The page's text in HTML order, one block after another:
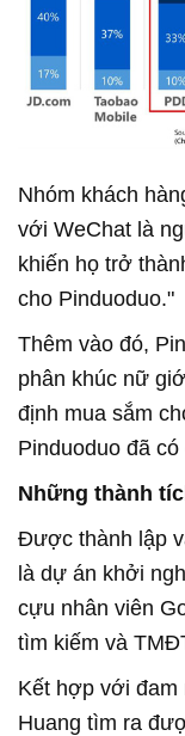
Nhóm khách
với WeChat là
khiến họ trở
cho Pinduoduo."
Thêm vào đó,
phân khúc nữ
định mua sắm
Pinduoduo đã
Những thành
Được thành lập
là dự án khởi
cựu nhân viên
tìm kiếm và
Kết hợp với đam
Huang tìm ra